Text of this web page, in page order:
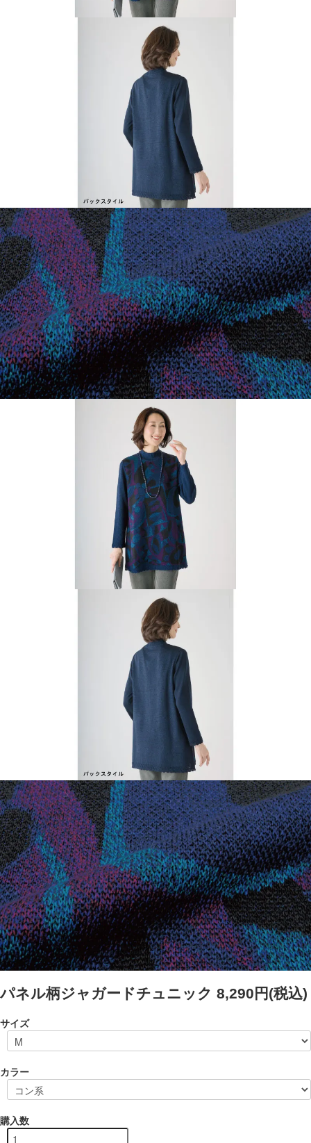
パネル柄ジャガードチュニック 8,290円(税込)
サイズ
カラー
購入数